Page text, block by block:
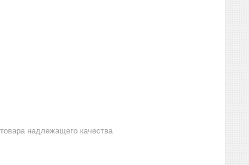
надлежащего качества